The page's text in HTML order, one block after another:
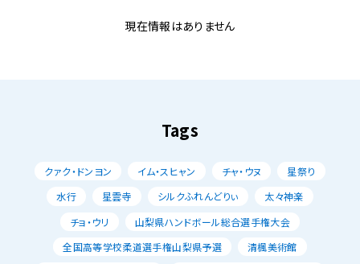
現在情報はありません
Tags
クァク・ドンヨン イム・スヒャン チャ・ウヌ
星祭り
水行
星雲寺 シルクふれんどりぃ
太々神楽
チョ・ウリ
山梨県ハンドボール総合選手権大会
全国高等学校柔道選手権山梨県予選
清楓美術館